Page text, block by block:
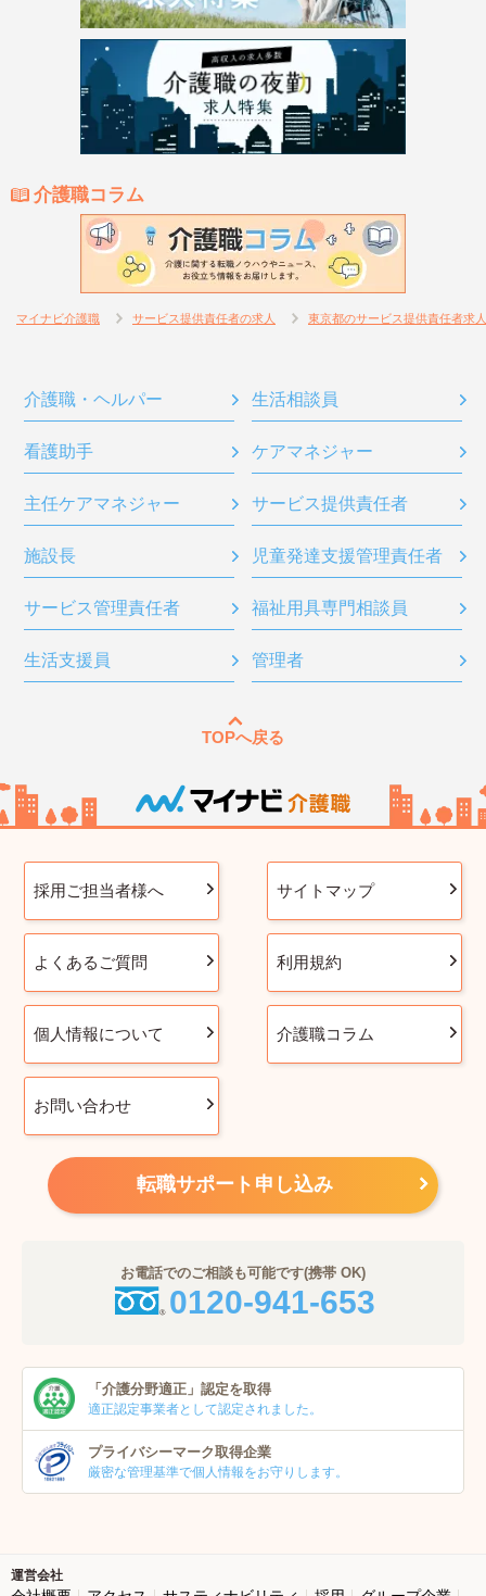
介護職コラム
マイナビ介護職 サービス提供責任者の求人 東京都のサービス提供責任者求人
介護職・ヘルパー 生活相談員
看護助手 ケアマネジャー
主任ケアマネジャー サービス提供責任者
施設長 児童発達支援管理責任者
サービス管理責任者 福祉用具専門相談員
生活支援員 管理者
TOPへ戻る
採用ご担当者様へ サイトマップ
よくあるご質問 利用規約
個人情報について 介護職コラム
お問い合わせ
転職サポート申し込み
お電話でのご相談も可能です(携帯 OK)
0120-941-653
「介護分野適正」 認定を取得
適正認定事業者として認定されました。
プライバシーマーク取得企業
厳密な管理基準で個人情報をお守りします。
運営会社